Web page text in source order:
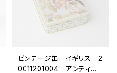
ビンテージ缶 イギリス 2
0011201004 アンティー